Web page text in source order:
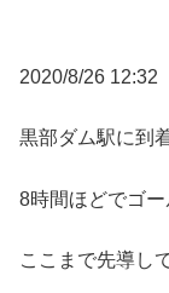
2020/8/26 12:32
黒部ダム駅に到
8時間ほどでゴー
ここまで先導し